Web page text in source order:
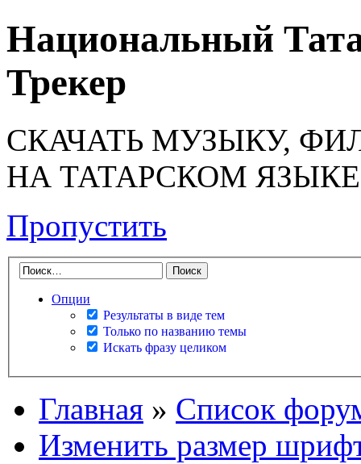
Национальный
Трекер
СКАЧАТЬ МУЗЫКУ,
НА ТАТАРСКОМ ЯЗЫКЕ
Пропустить
Опции
Результаты в виде тем
Только по названию темы
Искать фразу целиком
Главная » Список
Изменить размер